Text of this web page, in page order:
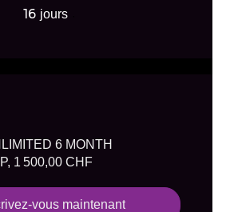
16 jours
6 MONTH
1 500,00 CHF
vous maintenant